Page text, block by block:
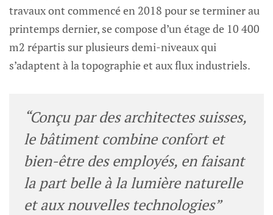
travaux ont commencé en 2018 pour se terminer au
printemps dernier, se compose d’un étage de 10 400
m2 répartis sur plusieurs demi-niveaux qui
s’adaptent à la topographie et aux flux industriels.
“Conçu par des architectes suisses,
le bâtiment combine confort et
bien-être des employés, en faisant
la part belle à la lumière naturelle
et aux nouvelles technologies”